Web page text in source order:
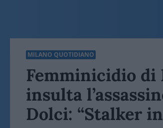
MILANO QUOTIDIANO
Femminicidio di
insulta
Dolci: “Stalker